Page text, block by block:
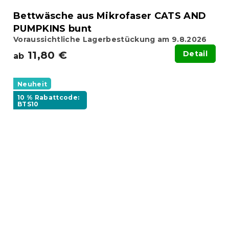
Bettwäsche aus Mikrofaser CATS AND
PUMPKINS bunt
Voraussichtliche Lagerbestückung am 9.8.2026
ab 11,80 € Detail
Neuheit
10 % Rabattcode:
BTS10